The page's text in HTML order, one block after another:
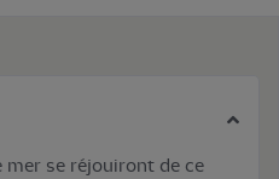
mer se réjouiront de ce